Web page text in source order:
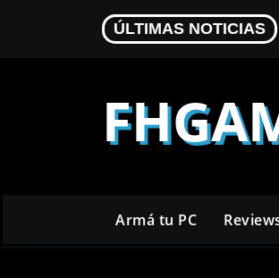
ÚLTIMAS NOTICIAS
Micrófono para
Armá tu PC